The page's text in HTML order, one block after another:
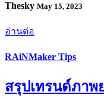
Thesky May 15, 2023
อ่านต่อ
RAiNMaker Tips
สรุปเทรนด์ภาพ